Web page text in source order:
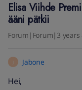
Elisa Viihde
ääni pätkii
Forum|Forum|3 years
Jabone
Hei,